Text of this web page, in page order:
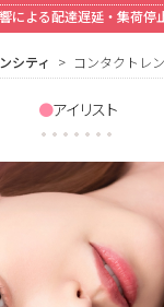
による配達遅延・集荷停
シティ コンタクトレ
アイリスト